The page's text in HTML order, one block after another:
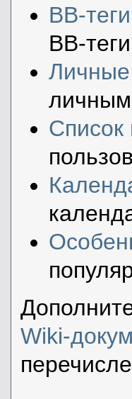
BB-теги
BB-
Список
Wiki-